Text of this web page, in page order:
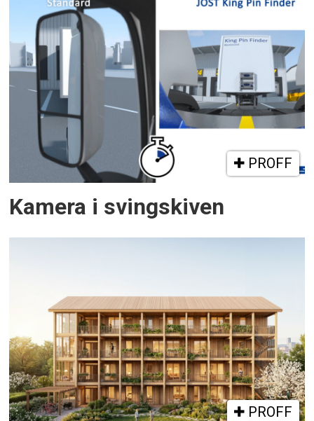
PROFF
Kamera i svingskiven
PROFF